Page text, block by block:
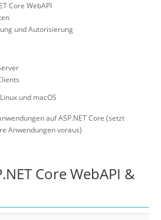
Core WebAPI
und Autorisierung
und macOS
auf ASP.NET Core (setzt
Anwendungen voraus)
Core WebAPI &